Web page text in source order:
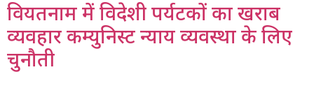
वियतनाम में विदेशी पर्यटकों का खराब
व्यवहार कम्युनिस्ट न्याय व्यवस्था के लिए
चुनौती